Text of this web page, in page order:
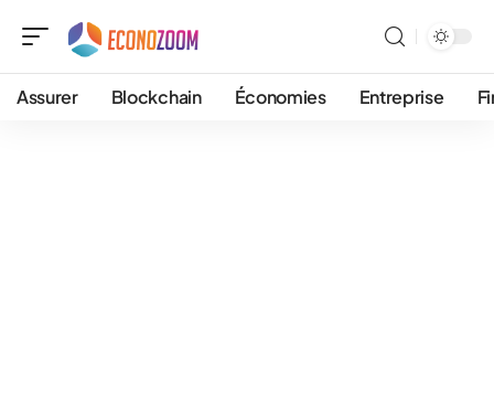
Assurer Blockchain Économies Entreprise